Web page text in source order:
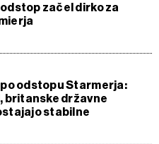
začel dirko za
odstopu Starmerja:
britanske državne
stabilne